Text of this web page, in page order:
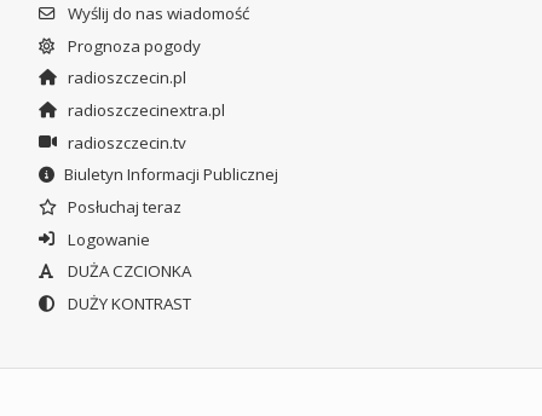
Wyślij do nas wiadomość
Prognoza pogody
radioszczecin.pl
radioszczecinextra.pl
radioszczecin.tv
Biuletyn Informacji Publicznej
Posłuchaj teraz
Logowanie
DUŻA CZCIONKA
DUŻY KONTRAST